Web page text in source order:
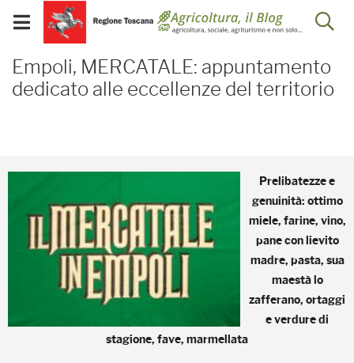
Skip to Main Content
Visualizza/chiudi
menu
mobile
Empoli, MERCATALE:
Empoli, MERCATALE: appuntamento
dedicato alle eccellenze del territorio
Prelibatezze e
genuinità: ottimo
miele, farine, vino,
pane con lievito
madre, pasta, sua
maestà lo
zafferano, ortaggi
e verdure di
stagione, fave, marmellata